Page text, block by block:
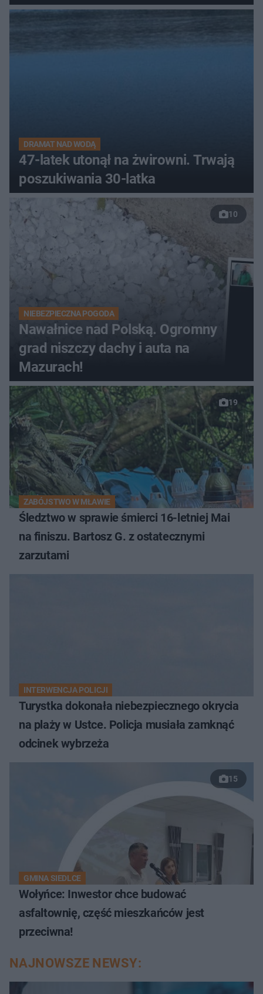
DRAMAT NAD WODĄ
47-latek utonął na żwirowni. Trwają
poszukiwania 30-latka
10
NIEBEZPIECZNA POGODA
Nawałnice nad Polską. Ogromny
grad niszczy dachy i auta na
Mazurach!
19
ZABÓJSTWO W MŁAWIE
Śledztwo w sprawie śmierci 16-letniej Mai
na finiszu. Bartosz G. z ostatecznymi
zarzutami
INTERWENCJA POLICJI
Turystka dokonała niebezpiecznego okrycia
na plaży w Ustce. Policja musiała zamknąć
odcinek wybrzeża
15
GMINA SIEDLCE
Wołyńce: Inwestor chce budować
asfaltownię, część mieszkańców jest
przeciwna!
NAJNOWSZE NEWSY: